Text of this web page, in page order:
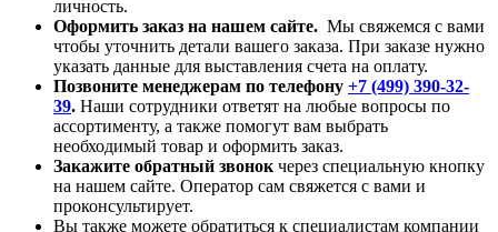
личность.
Оформить заказ на нашем сайте. Мы свяжемся с вами
чтобы уточнить детали вашего заказа. При заказе нужно
указать данные для выставления счета на оплату.
Позвоните менеджерам по телефону +7 (499) 390-32-
39. Наши сотрудники ответят на любые вопросы по
ассортименту, а также помогут вам выбрать
необходимый товар и оформить заказ.
Закажите обратный звонок через специальную кнопку
на нашем сайте. Оператор сам свяжется с вами и
проконсультирует.
Вы также можете обратиться к специалистам компании